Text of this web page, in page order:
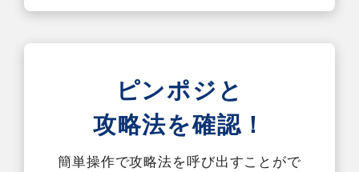
ピンポジと
攻略法を確認！
簡単操作で攻略法を呼び出すことがで